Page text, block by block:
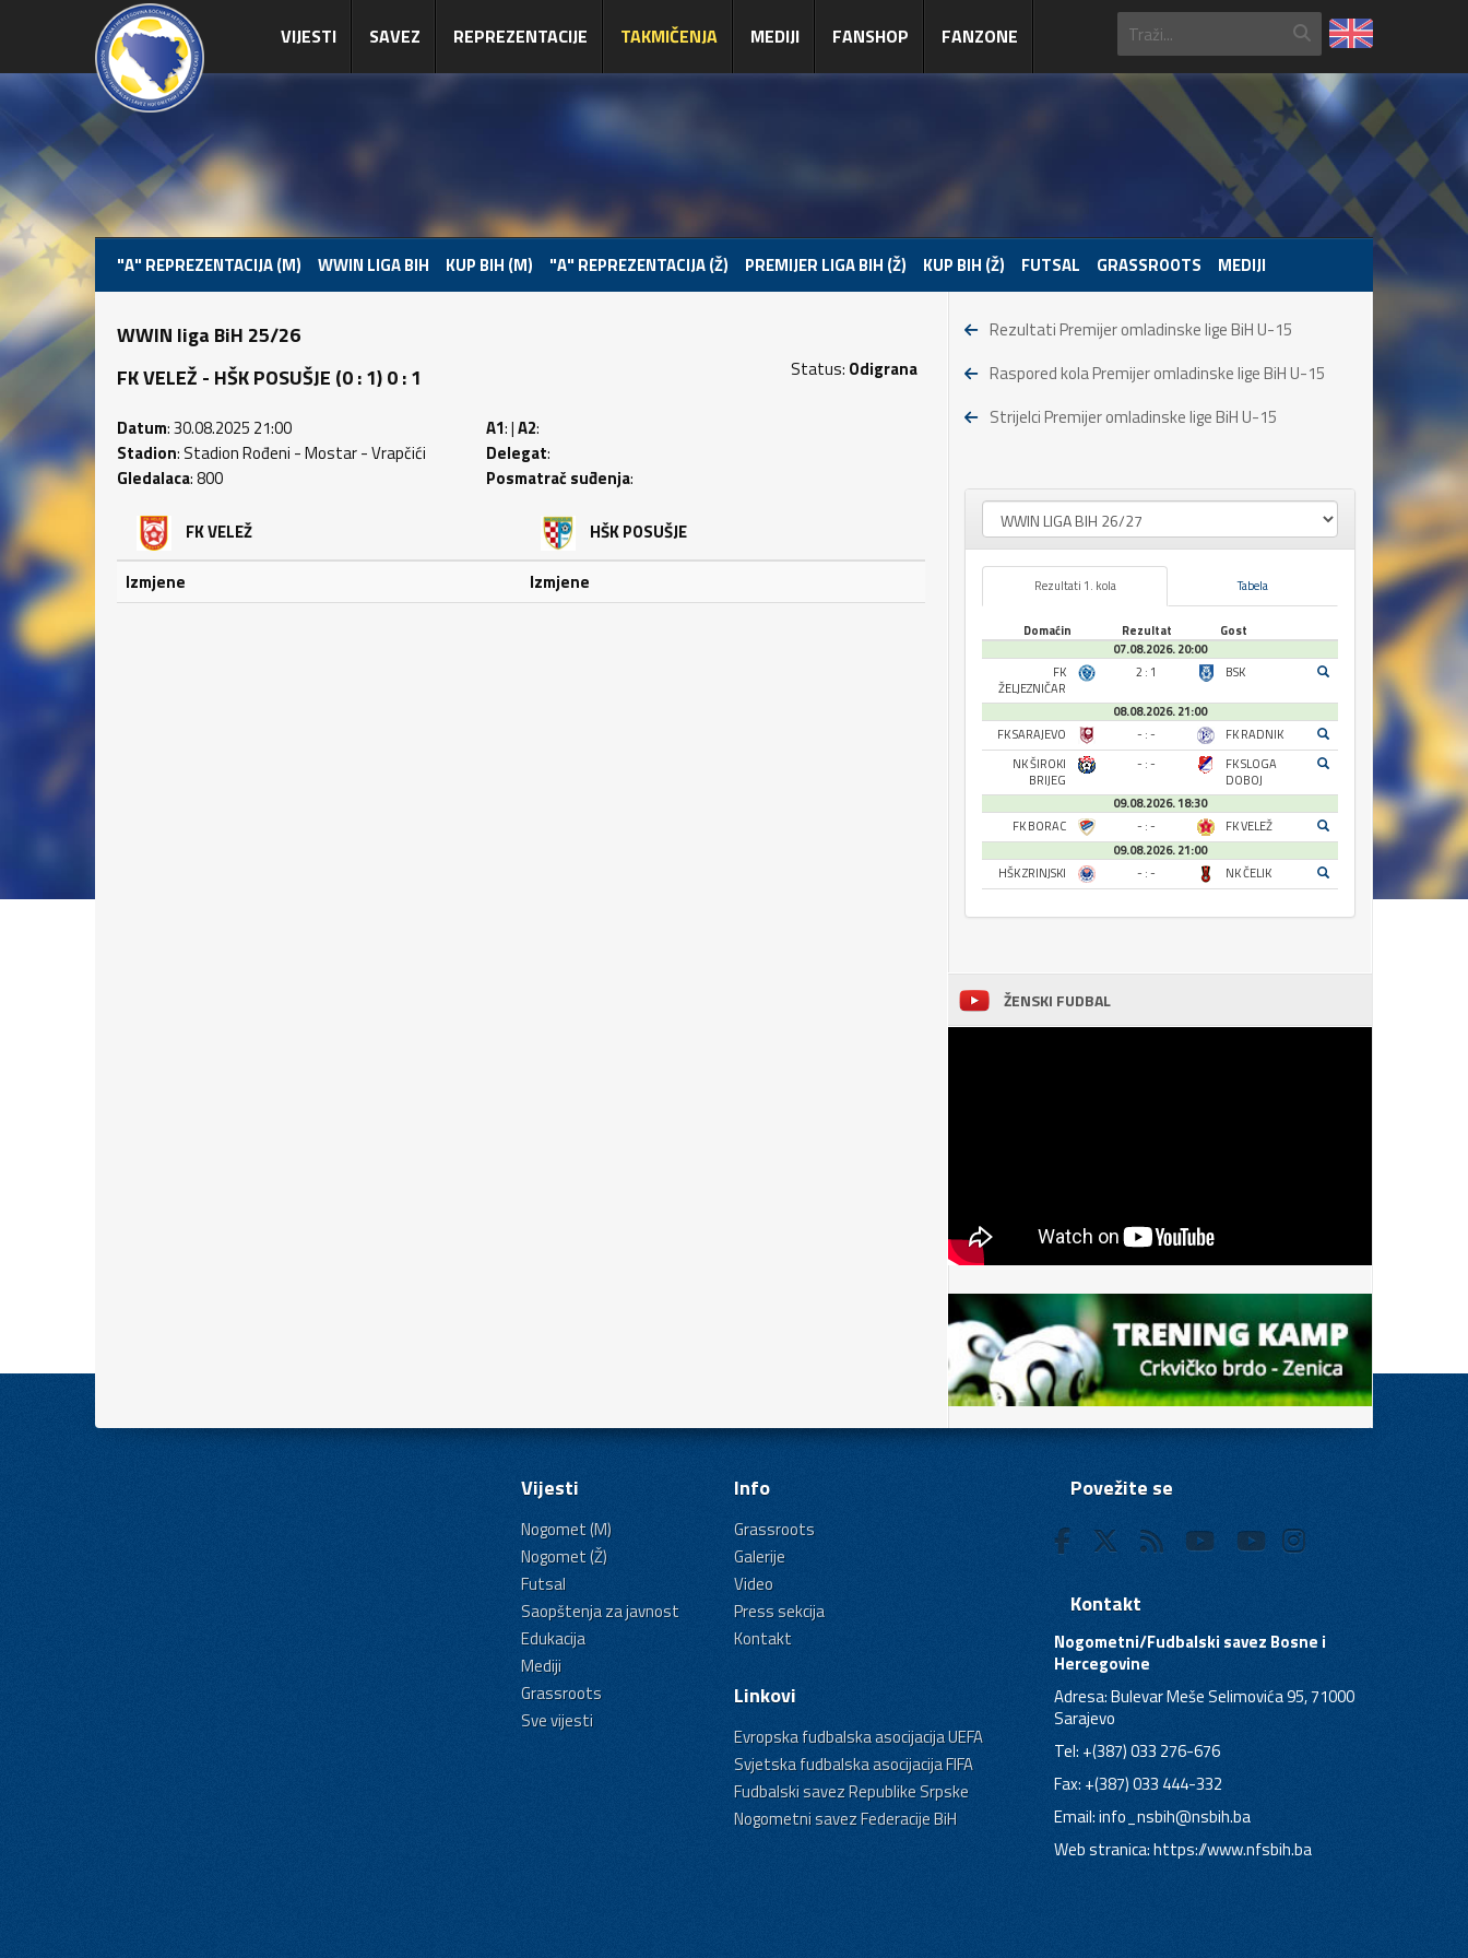
VIJESTI SAVEZ REPREZENTACIJE TAKMIČENJA MEDIJI FANSHOP FANZONE
"A" REPREZENTACIJA (M) WWIN LIGA BIH KUP BIH (M) "A" REPREZENTACIJA (Ž) PREMIJER LIGA BIH (Ž) KUP BIH (Ž) FUTSAL GRASSROOTS MEDIJI
WWIN liga BiH 25/26
FK VELEŽ - HŠK POSUŠJE (0 : 1) 0 : 1
Status: Odigrana
Datum: 30.08.2025 21:00
Stadion: Stadion Rođeni - Mostar - Vrapčići
Gledalaca: 800
A1: |A2:
Delegat:
Posmatrač suđenja:
FK VELEŽ
Izmjene
HŠK POSUŠJE
Izmjene
Rezultati Premijer omladinske lige BiH U-15
Raspored kola Premijer omladinske lige BiH U-15
Strijelci Premijer omladinske lige BiH U-15
Rezultati 1. kola Tabela
Domaćin Rezultat
Gost
07.08.2026. 20:00
FK
ŽELJEZNIČAR
2 : 1 BSK
08.08.2026. 21:00
FK SARAJEVO
- : -
FK RADNIK
NK ŠIROKI
BRIJEG
- : -
FK SLOGA
DOBOJ
09.08.2026. 18:30
FK BORAC
- : -
FK VELEŽ
09.08.2026. 21:00
HŠK ZRINJSKI
- : - NK ČELIK
ŽENSKI FUDBAL
Vijesti
Nogomet (M)
Nogomet (Ž)
Futsal
Saopštenja za javnost
Edukacija
Mediji
Grassroots
Sve vijesti
Info
Grassroots
Galerije
Video
Press sekcija
Kontakt
Linkovi
Evropska fudbalska asocijacija UEFA
Svjetska fudbalska asocijacija FIFA
Fudbalski savez Republike Srpske
Nogometni savez Federacije BiH
Povežite se
Kontakt
Nogometni/Fudbalski savez Bosne i
Hercegovine
Adresa: Bulevar Meše Selimovića 95, 71000
Sarajevo
Tel: +(387) 033 276-676
Fax: +(387) 033 444-332
Email:info_nsbih@nsbih.ba
Web stranica: https://www.nfsbih.ba